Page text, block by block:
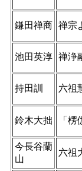
鎌田禅商 禅宗
池田英淳 禅浄
持田訓 六祖
鈴木大拙 「
今長谷蘭
山
六祖